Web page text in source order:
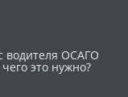
водителя ОСАГО
это нужно?